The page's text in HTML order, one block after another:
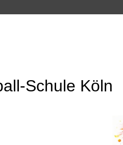
Schule Köln